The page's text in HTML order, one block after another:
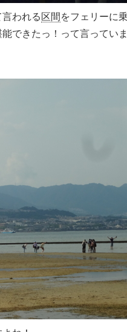
言われる 区間 をフェリーに
できたっ！って言ってい